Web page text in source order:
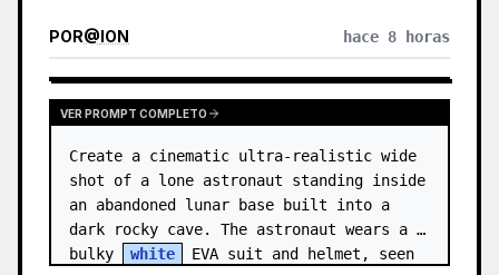
POR@ION hace 8 horas
VER PROMPT COMPLETO
Create a cinematic ultra-realistic wide
shot of a lone astronaut standing inside
an abandoned lunar base built into a
dark rocky cave. The astronaut wears a
bulky
white
EVA suit and helmet, seen